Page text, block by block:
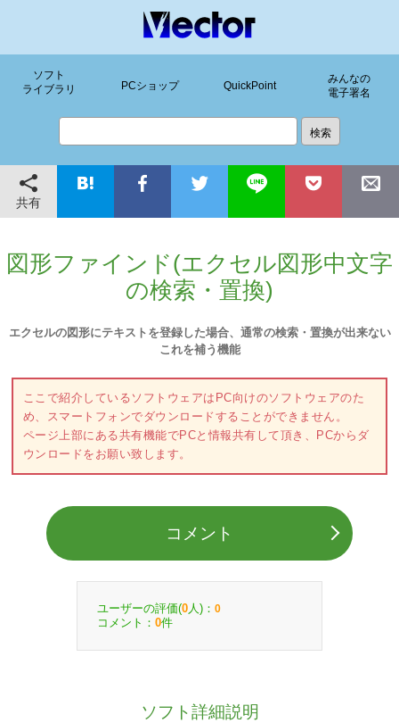
ソフト
ライブラリ
PCショップ QuickPoint
みんなの
電子署名
共有
図形ファインド(エクセル図形中文字
の検索・置換)
エクセルの図形にテキストを登録した場合、通常の検索・置換が出来ない
これを補う機能
ここで紹介しているソフトウェアはPC向けのソフトウェアのた
め、スマートフォンでダウンロードすることができません。
ページ上部にある共有機能でPCと情報共有して頂き、PCからダ
ウンロードをお願い致します。
コメント
ユーザーの評価(0 人)： 0
コメント： 0件
ソフト詳細説明